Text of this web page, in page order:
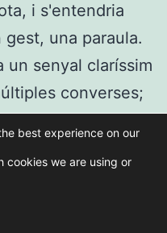
i s'entendria
una paraula.
un senyal claríssim
converses;
el foc que
-deia i,
best experience on our
cookies we are using or